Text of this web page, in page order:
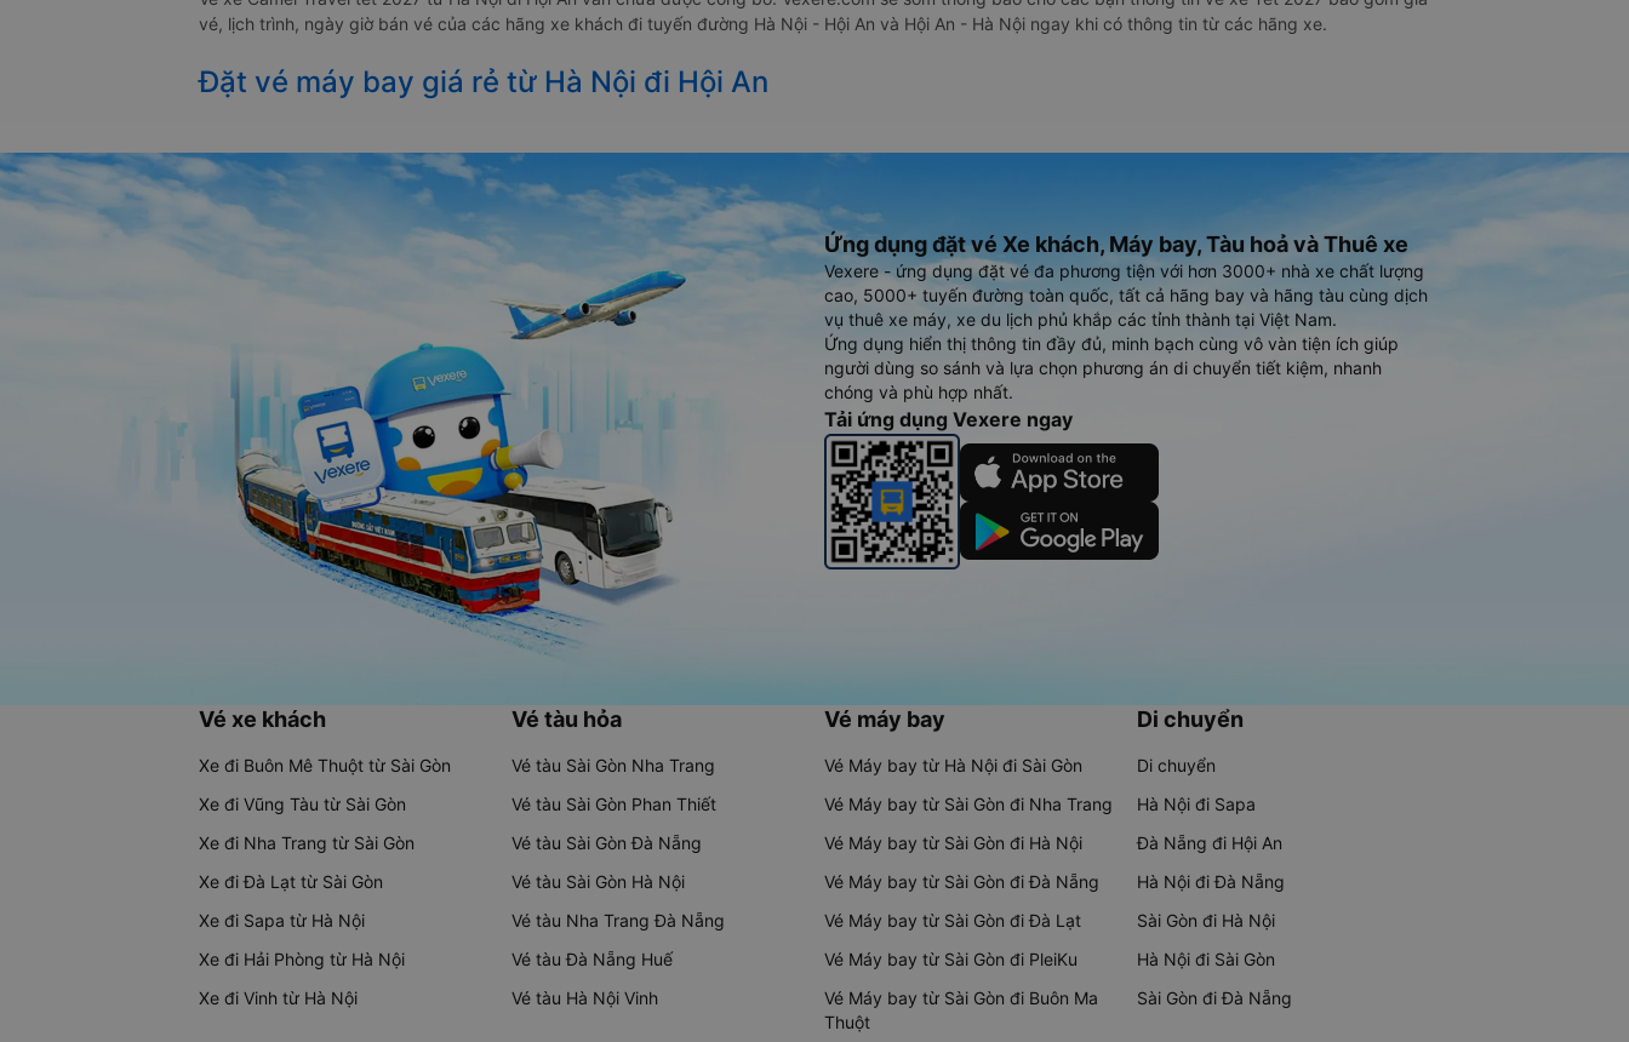
vé, lịch trình, ngày giờ bán vé của các hãng xe khách đi tuyến đường Hà Nội - Hội An và Hội An - Hà Nội ngay khi có thông tin từ các hãng xe.
Đặt vé máy bay giá rẻ từ Hà Nội đi Hội An
Ứng dụng đặt vé Xe khách, Máy bay, Tàu hoả và Thuê xe
Vexere - ứng dụng đặt vé đa phương tiện với hơn 3000+ nhà xe chất lượng
cao, 5000+ tuyến đường toàn quốc, tất cả hãng bay và hãng tàu cùng dịch
vụ thuê xe máy, xe du lịch phủ khắp các tỉnh thành tại Việt Nam.
Ứng dụng hiển thị thông tin đầy đủ, minh bạch cùng vô vàn tiện ích giúp
người dùng so sánh và lựa chọn phương án di chuyển tiết kiệm, nhanh
chóng và phù hợp nhất.
Tải ứng dụng Vexere ngay
Vé xe khách
Xe đi Buôn Mê Thuột từ Sài Gòn
Xe đi Vũng Tàu từ Sài Gòn
Xe đi Nha Trang từ Sài Gòn
Xe đi Đà Lạt từ Sài Gòn
Xe đi Sapa từ Hà Nội
Xe đi Hải Phòng từ Hà Nội
Xe đi Vinh từ Hà Nội
Vé tàu hỏa
Vé tàu Sài Gòn Nha Trang
Vé tàu Sài Gòn Phan Thiết
Vé tàu Sài Gòn Đà Nẵng
Vé tàu Sài Gòn Hà Nội
Vé tàu Nha Trang Đà Nẵng
Vé tàu Đà Nẵng Huế
Vé tàu Hà Nội Vinh
Vé máy bay
Vé Máy bay từ Hà Nội đi Sài Gòn
Vé Máy bay từ Sài Gòn đi Nha Trang
Vé Máy bay từ Sài Gòn đi Hà Nội
Vé Máy bay từ Sài Gòn đi Đà Nẵng
Vé Máy bay từ Sài Gòn đi Đà Lạt
Vé Máy bay từ Sài Gòn đi PleiKu
Vé Máy bay từ Sài Gòn đi Buôn Ma
Thuột
Di chuyển
Di chuyển
Hà Nội đi Sapa
Đà Nẵng đi Hội An
Hà Nội đi Đà Nẵng
Sài Gòn đi Hà Nội
Hà Nội đi Sài Gòn
Sài Gòn đi Đà Nẵng